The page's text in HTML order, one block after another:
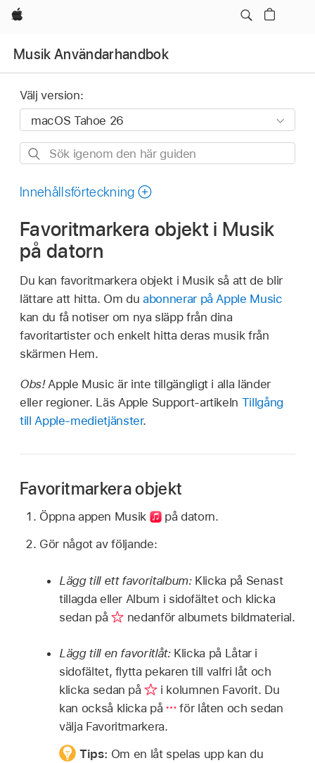
Apple
Musik Användarhandbok
Välj version:
Sök
den
guiden
Innehållsförteckning
Favoritmarkera objekt i Musik
på datorn
Du kan favoritmarkera objekt i Musik så att de blir
lättare att hitta. Om duabonnerar på Apple Music
kan du få notiser om nya släpp från dina
favoritartister och enkelt hitta deras musik från
skärmen Hem.
Obs! Apple Music är inte tillgängligt i alla länder
eller regioner. Läs Apple Support-artikeln Tillgång
till Apple-medietjänster.
Favoritmarkera objekt
Öppna appen Musik
på datorn.
Gör något av följande:
Lägg till ett favoritalbum:Klicka på Senast
tillagda eller Album i sidofältet och klicka
sedan på
nedanför albumets bildmaterial.
Lägg till en favoritlåt:Klicka på Låtar i
sidofältet, flytta pekaren till valfri låt och
klicka sedan på
i kolumnen Favorit. Du
kan också klicka på
för låten och sedan
välja Favoritmarkera.
Tips: Om en låt spelas upp kan du